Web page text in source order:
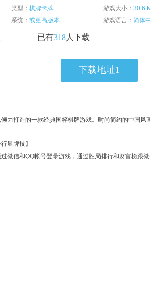
类型： 棋牌卡牌 游戏大小： 30.6
系统： 或更高版本 游戏语言： 简体
已有318 人下载
下载地址1
倾力打造的一款经典国粹棋牌游戏。时尚简约的中国
显牌技】
过微信和QQ帐号登录游戏，通过胜局排行和财富榜跟